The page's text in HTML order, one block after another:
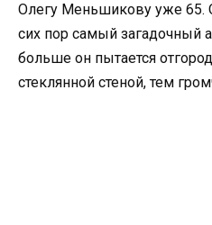
Олегу Меньшикову уже 65.
сих пор самый загадочный
больше он пытается
стеклянной стеной, тем